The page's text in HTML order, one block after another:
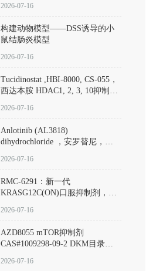
2026-07-16
构建动物模型——DSS诱导的小
鼠结肠炎模型
2026-07-16
Tucidinostat ,HBI-8000, CS-055，
西达本胺 HDAC1, 2, 3, 10抑制剂
D808567) - DKM活性分子
2026-07-16
Anlotinib (AL3818)
dihydrochloride ，安罗替尼，
Hydrochloride实验方法步骤SOP
2026-07-16
RMC-6291：新一代
KRASG12C(ON)口服抑制剂，
(Elironrasib)CAS#2641998-63-0
2026-07-16
AZD8055 mTOR抑制剂
CAS#1009298-09-2 DKM目录号
激酶抑制剂的深度剖析
2026-07-16